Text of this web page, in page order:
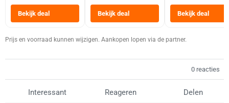
Bekijk deal Bekijk deal
Heteluchtfriteuse
Zwart
Bekijk deal
Prijs en voorraad kunnen wijzigen. Aankopen lopen via de partner.
0 reacties
Interessant Reageren Delen